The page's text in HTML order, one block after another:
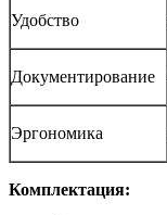
Удобство
Документирование
Эргономика
Комплектация: